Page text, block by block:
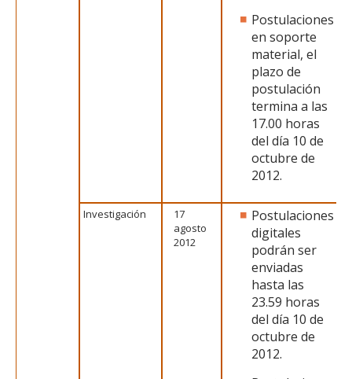
Postulaciones
en soporte
material, el
plazo de
postulación
termina a las
17.00 horas
del día 10 de
octubre de
2012.
Investigación
17
agosto
2012
Postulaciones
digitales
podrán ser
enviadas
hasta las
23.59 horas
del día 10 de
octubre de
2012.